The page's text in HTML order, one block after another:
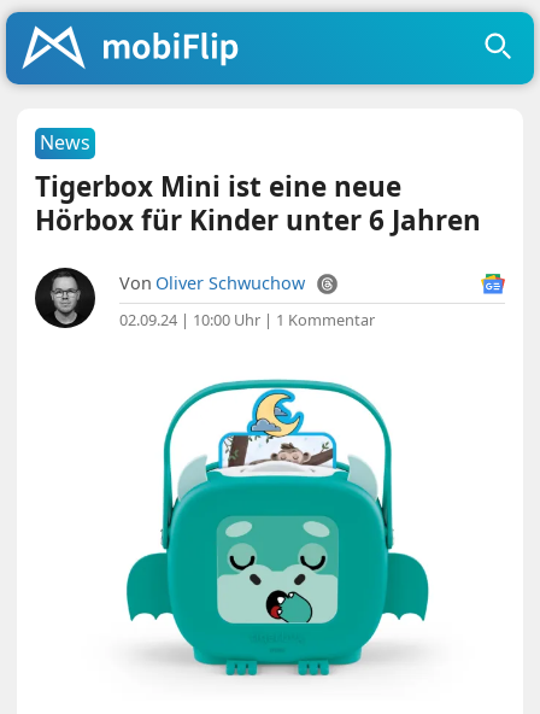
News
Tigerbox Mini ist eine neue
Hörbox für Kinder unter 6 Jahren
Von Oliver Schwuchow
02.09.24 | 10:00 Uhr | 1 Kommentar